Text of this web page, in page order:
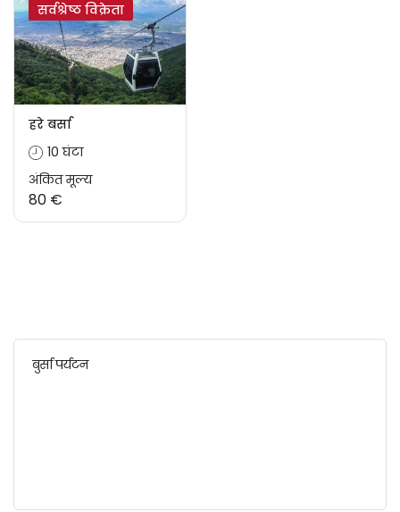
सर्वश्रेष्ठ विक्रेता
हरे बर्सा
10 घंटा
अंकित मूल्य
80 €
बुर्सा पर्यटन